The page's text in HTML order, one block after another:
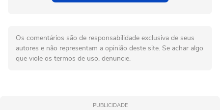
Os comentários são de responsabilidade exclusiva de seus
autores e não representam a opinião deste site. Se achar algo
que viole os termos de uso, denuncie.
PUBLICIDADE